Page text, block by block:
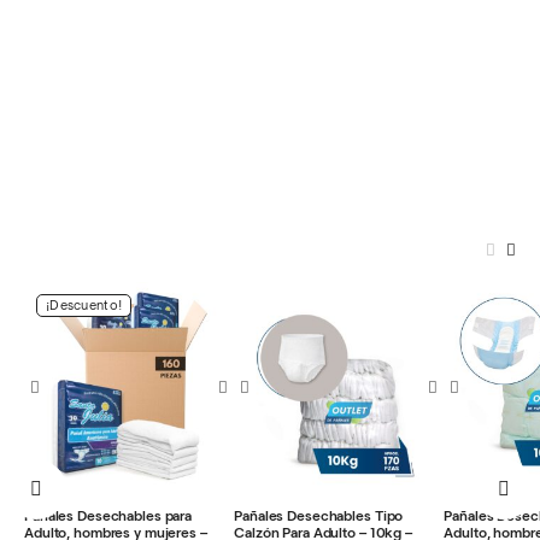
¡Descuento!
Pañales Desechables para
Adulto, hombres y mujeres –
Pañales Desechables Tipo
Calzón Para Adulto – 10kg –
Pañales
Adulto,